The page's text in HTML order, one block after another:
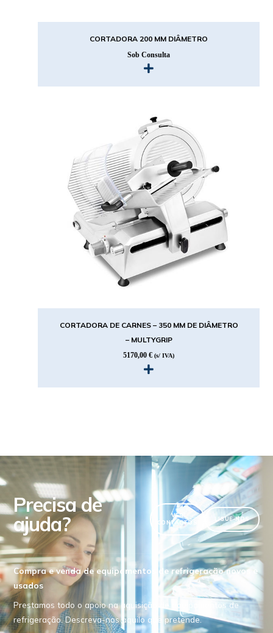
CORTADORA 200 MM DIÂMETRO
Sob Consulta
CORTADORA DE CARNES – 350 MM DE DIÂMETRO
– MULTYGRIP
5170,00 € (s/ IVA)
Precisa de
ajuda?
VER
CONTACTOS
LIGUE-NOS
Compra e venda de equipamentos de refrigeração novos e
usados
Prestamos todo o apoio na aquisição de equipamentos de
refrigeração. Descreva-nos aquilo que pretende.